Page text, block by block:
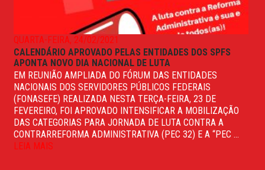
QUARTA-FEIRA, 24/02/2021
CALENDÁRIO APROVADO PELAS ENTIDADES DOS SPFS
APONTA NOVO DIA NACIONAL DE LUTA
EM REUNIÃO AMPLIADA DO FÓRUM DAS ENTIDADES
NACIONAIS DOS SERVIDORES PÚBLICOS FEDERAIS
(FONASEFE) REALIZADA NESTA TERÇA-FEIRA, 23 DE
FEVEREIRO, FOI APROVADO INTENSIFICAR A MOBILIZAÇÃO
DAS CATEGORIAS PARA JORNADA DE LUTA CONTRA A
CONTRARREFORMA ADMINISTRATIVA (PEC 32) E A “PEC ...
LEIA MAIS